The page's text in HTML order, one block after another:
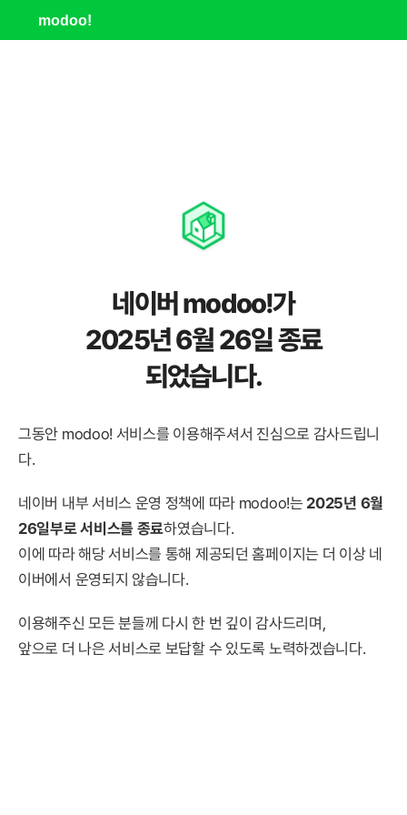
modoo!
네이버 modoo!가
2025년 6월 26일 종료
되었습니다.
그동안 modoo! 서비스를 이용해주셔서 진심으로 감사드립니
다.
네이버 내부 서비스 운영 정책에 따라 modoo!는 2025년 6월
26일부로 서비스를 종료하였습니다.
이에 따라 해당 서비스를 통해 제공되던 홈페이지는 더 이상 네
이버에서 운영되지 않습니다.
이용해주신 모든 분들께 다시 한 번 깊이 감사드리며,
앞으로 더 나은 서비스로 보답할 수 있도록 노력하겠습니다.